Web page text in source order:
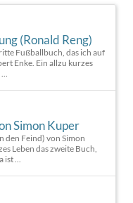
(Ronald Reng)
Fußballbuch, das ich auf
Enke. Ein allzu kurzes
Simon Kuper
den Feind) von Simon
Leben das zweite Buch,
ist ...